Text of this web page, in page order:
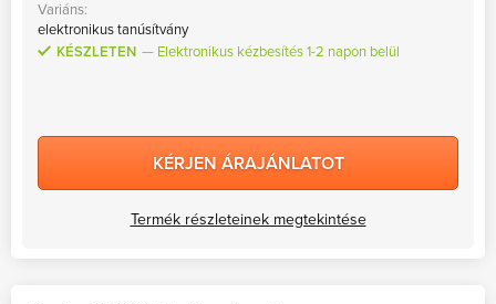
Variáns:
elektronikus tanúsítvány
KÉSZLETEN
Elektronikus kézbesítés 1-2 napon belül
KÉRJEN ÁRAJÁNLATOT
Termék részleteinek megtekintése